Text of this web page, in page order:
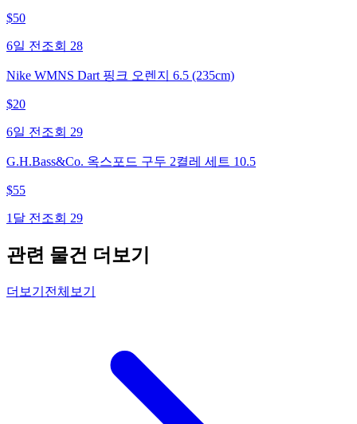
$50
6일 전 조회 28
Nike WMNS Dart 핑크 오렌지 6.5 (235cm)
$20
6일 전 조회 29
G.H.Bass&Co. 옥스포드 구두 2켤레 세트 10.5
$55
1달 전 조회 29
관련 물건 더보기
더보기 전체보기